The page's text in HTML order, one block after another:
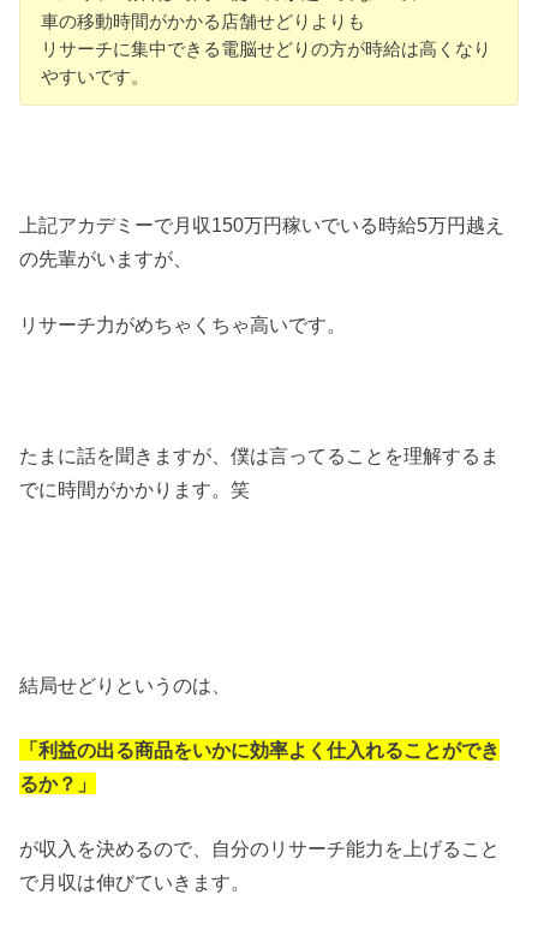
車の移動時間がかかる店舗せどりよりも
リサーチに集中できる電脳せどりの方が時給は高くなり
やすいです。
上記アカデミーで月収150万円稼いでいる時給5万円越え
の先輩がいますが、
リサーチ力がめちゃくちゃ高いです。
たまに話を聞きますが、僕は言ってることを理解するま
でに時間がかかります。笑
結局せどりというのは、
「利益の出る商品をいかに効率よく仕入れることができ
るか？」
が収入を決めるので、自分のリサーチ能力を上げること
で月収は伸びていきます。